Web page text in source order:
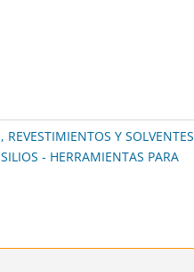
REVESTIMIENTOS Y SOLVENTES
- HERRAMIENTAS PARA